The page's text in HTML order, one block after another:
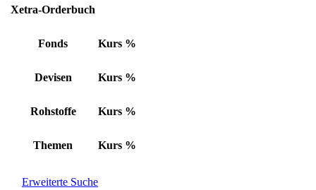
Xetra-Orderbuch
Fonds Kurs %
Devisen Kurs %
Rohstoffe Kurs %
Themen Kurs %
Erweiterte Suche